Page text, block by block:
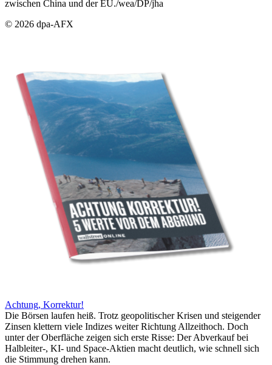
zwischen China und der EU./wea/DP/jha
© 2026 dpa-AFX
Achtung, Korrektur!
Die Börsen laufen heiß. Trotz geopolitischer Krisen und steigender
Zinsen klettern viele Indizes weiter Richtung Allzeithoch. Doch
unter der Oberfläche zeigen sich erste Risse: Der Abverkauf bei
Halbleiter-, KI- und Space-Aktien macht deutlich, wie schnell sich
die Stimmung drehen kann.